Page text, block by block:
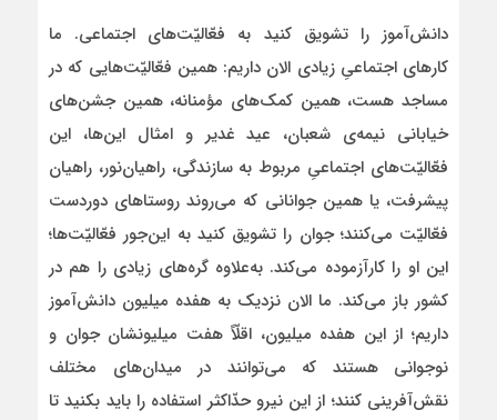
دانش‌آموز را تشویق کنید به فعّالیّت‌های اجتماعی. ما
کارهای اجتماعیِ زیادی الان داریم: همین فعّالیّت‌هایی که در
مساجد هست، همین کمک‌های مؤمنانه، همین جشن‌های
خیابانی نیمه‌ی شعبان، عید غدیر و امثال این‌ها، این
فعّالیّت‌های اجتماعیِ مربوط به سازندگی، راهیان‌نور، راهیان
پیشرفت، یا همین جوانانی که می‌روند روستاهای دوردست
فعّالیّت می‌کنند؛ جوان را تشویق کنید به این‌جور فعّالیّت‌ها؛
این او را کارآزموده می‌کند. به‌علاوه گره‌های زیادی را هم در
کشور باز می‌کند. ما الان نزدیک به هفده میلیون دانش‌آموز
داریم؛ از این هفده میلیون، اقلّاً هفت میلیونشان جوان و
نوجوانی هستند که می‌توانند در میدان‌های مختلف
نقش‌آفرینی کنند؛ از این نیرو حدّاکثر استفاده را باید بکنید تا